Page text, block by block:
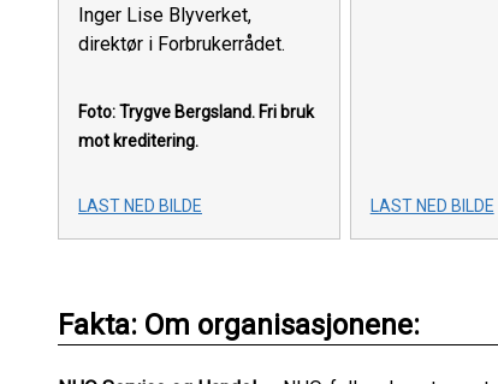
Inger Lise Blyverket,
direktør i Forbrukerrådet.
Foto: Trygve Bergsland. Fri bruk
mot kreditering.
LAST NED BILDE LAST NED BILDE
Fakta: Om organisasjonene: